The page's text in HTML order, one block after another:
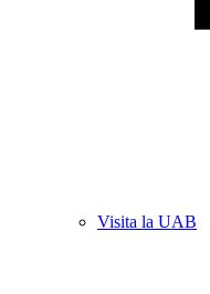
Visita la UAB